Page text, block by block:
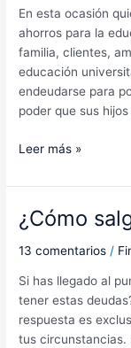
En esta ocasión
ahorros para la
familia, clientes,
educación
endeudarse para
poder que sus
Leer más »
¿Cómo
13 comentarios /
Si has llegado al
tener estas
respuesta es
tus circunstancias.
¿Cómo
salgo
de
mis